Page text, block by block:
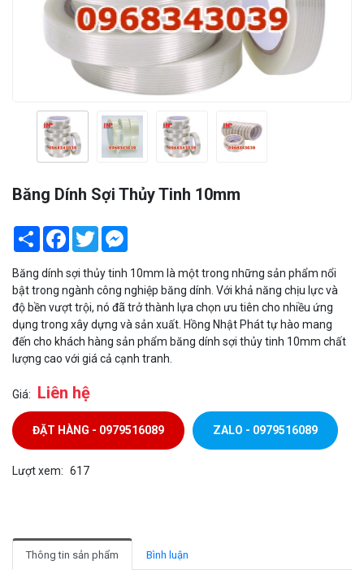
Băng Dính Sợi Thủy Tinh 10mm
Share Facebook
Twitter
Băng dính sợi thủy tinh 10mm là một trong những sản phẩm nổi
bật trong ngành công nghiệp băng dính. Với khả năng chịu lực và
độ bền vượt trội, nó đã trở thành lựa chọn ưu tiên cho nhiều ứng
dụng trong xây dựng và sản xuất. Hồng Nhật Phát tự hào mang
đến cho khách hàng sản phẩm băng dính sợi thủy tinh 10mm chất
lượng cao với giá cả cạnh tranh.
Giá: Liên hệ
ĐẶT HÀNG - 0979516089 ZALO - 0979516089
Lượt xem: 617
Thông tin sản phẩm Bình luận